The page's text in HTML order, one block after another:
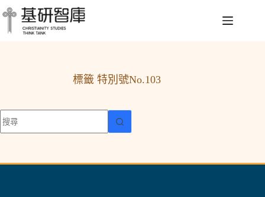
標籤特別號No.103